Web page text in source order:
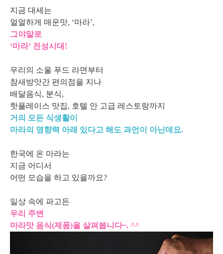
지금 대세는
얼얼하게 매운맛, ‘마라’,
그야말로
‘마라’ 전성시대!
우리의 소울 푸드 라면부터
참새방앗간 편의점을 지나
배달음식, 분식,
핫플레이스 맛집, 호텔 안 고급 레스토랑까지
거의 모든 식생활이
마라의 영향력 아래 있다고 해도 과언이 아닌데요.
한국에 온 마라는
지금 어디서
어떤 모습을 하고 있을까요?
일상 속에 파고든
우리 주변
마라맛 음식(제품)을 살펴봅니다~. ^^